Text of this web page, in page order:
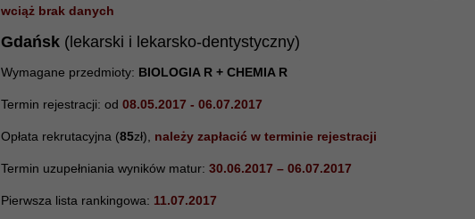
wciąż brak danych
Gdańsk (lekarski i lekarsko-dentystyczny)
Wymagane przedmioty: BIOLOGIA R + CHEMIA R
Termin rejestracji: od 08.05.2017 - 06.07.2017
Opłata rekrutacyjna (85zł), należy zapłacić w terminie rejestracji
Termin uzupełniania wyników matur: 30.06.2017 – 06.07.2017
Pierwsza lista rankingowa: 11.07.2017